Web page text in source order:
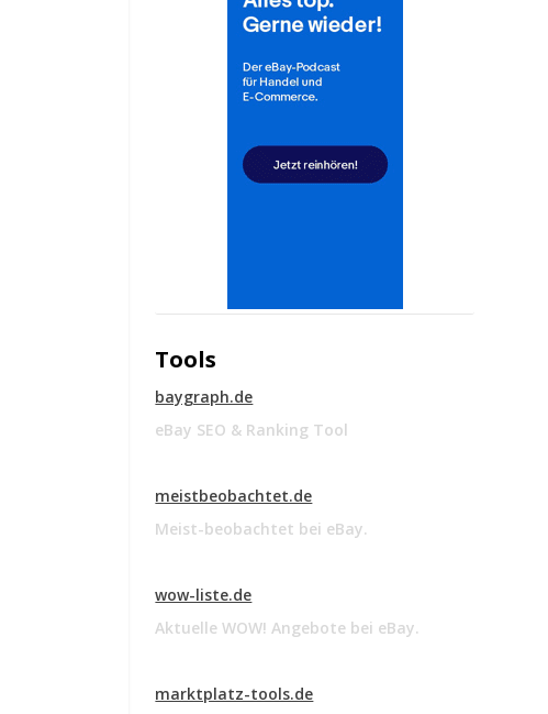
Tools
baygraph.de
eBay SEO & Ranking Tool
meistbeobachtet.de
Meist-beobachtet bei eBay.
wow-liste.de
Aktuelle WOW! Angebote bei eBay.
marktplatz-tools.de